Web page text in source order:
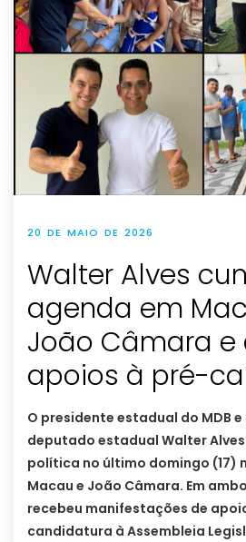
20 DE MAIO DE 2026
Walter Alves
agenda em
João Câmara
apoios à pré-
O presidente estadual do MDB
deputado estadual Walter
política no último domingo (17)
Macau e João Câmara. Em
recebeu manifestações de
candidatura à Assembleia